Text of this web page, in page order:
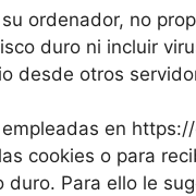
ordenador, no
duro ni incluir
desde otros
en
cookies o para
Para ello le